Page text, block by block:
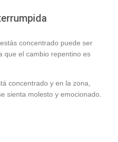
concentrado puede ser
que el cambio repentino es
concentrado y en la zona,
sienta molesto y emocionado.